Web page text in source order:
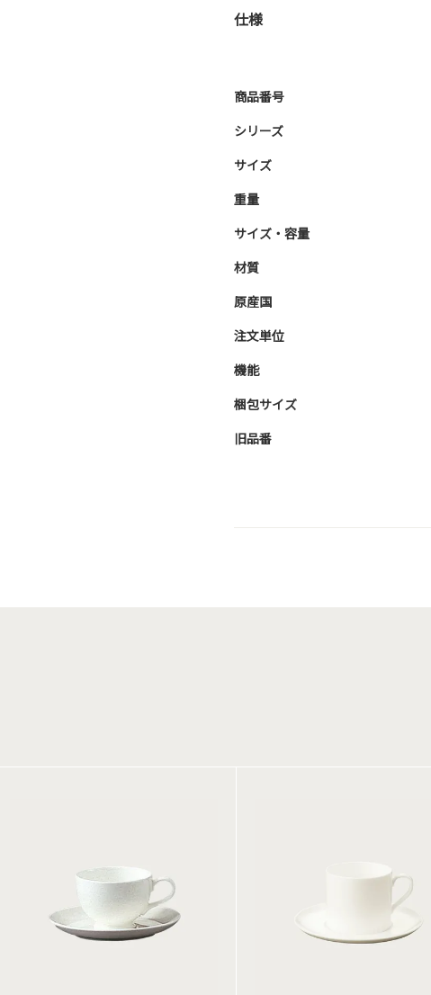
仕様
商品番号
シリーズ
サイズ
重量
サイズ・容量
材質
原産国
注文単位
機能
梱包サイズ
旧品番